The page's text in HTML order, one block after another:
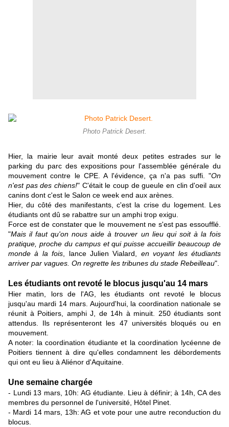
Photo Patrick Desert.
Hier, la mairie leur avait monté deux petites estrades sur le
parking du parc des expositions pour l'assemblée générale du
mouvement contre le CPE. A l'évidence, ça n'a pas suffi. "On
n'est pas des chiens!" C'était le coup de gueule en clin d'oeil aux
canins dont c'est le Salon ce week end aux arènes.
Hier, du côté des manifestants, c'est la crise du logement. Les
étudiants ont dû se rabattre sur un amphi trop exigu.
Force est de constater que le mouvement ne s'est pas essoufflé.
"Mais il faut qu'on nous aide à trouver un lieu qui soit à la fois
pratique, proche du campus et qui puisse accueillir beaucoup de
monde à la fois , lance Julien Vialard, en voyant les étudiants
arriver par vagues. On regrette les tribunes du stade Rebeilleau".
Les étudiants ont revoté le blocus jusqu'au 14 mars
Hier matin, lors de l'AG, les étudiants ont revoté le blocus
jusqu'au mardi 14 mars. Aujourd'hui, la coordination nationale se
réunit à Poitiers, amphi J, de 14h à minuit. 250 étudiants sont
attendus. Ils représenteront les 47 universités bloqués ou en
mouvement.
A noter: la coordination étudiante et la coordination lycéenne de
Poitiers tiennent à dire qu'elles condamnent les débordements
qui ont eu lieu à Aliénor d'Aquitaine.
Une semaine chargée
- Lundi 13 mars, 10h: AG étudiante. Lieu à définir; à 14h, CA des
membres du personnel de l'université, Hôtel Pinet.
- Mardi 14 mars, 13h: AG et vote pour une autre reconduction du
blocus.